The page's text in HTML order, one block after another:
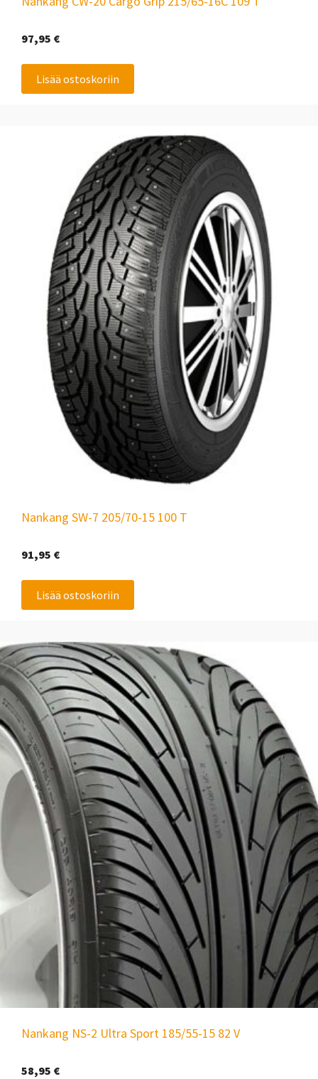
97,95 €
Lisää ostoskoriin
Nankang SW-7 205/70-15 100 T
91,95 €
Lisää ostoskoriin
Nankang NS-2 Ultra Sport 185/55-15 82 V
58,95 €